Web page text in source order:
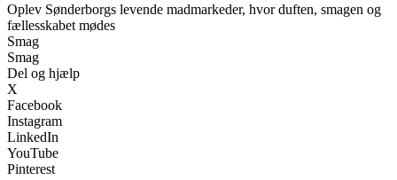
Oplev Sønderborgs levende madmarkeder, hvor duften, smagen og
fællesskabet mødes
Smag
Smag
Del og hjælp
X
Facebook
Instagram
LinkedIn
YouTube
Pinterest